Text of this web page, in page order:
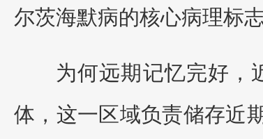
尔茨海默病的核心病理标
为何远期记忆完好，
体，这一区域负责储存近